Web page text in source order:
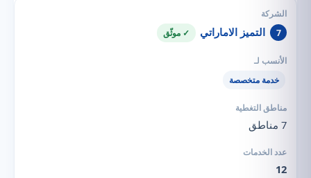
7 التميز الاماراتي ✓ موثّق
خدمة متخصصة
7 مناطق
12